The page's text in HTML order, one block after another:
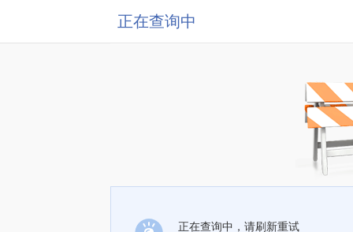
正在查询中
正在查询中，请刷新重试